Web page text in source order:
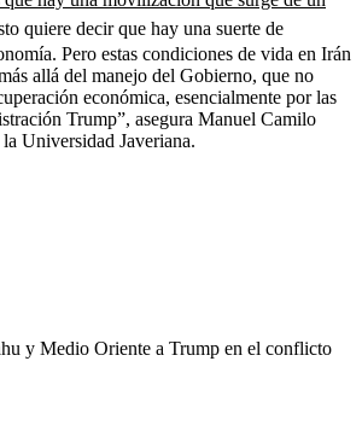
quiere decir que hay una suerte de
Pero estas condiciones de vida en Irán
allá del manejo del Gobierno, que no
económica, esencialmente por las
Trump”, asegura Manuel Camilo
Universidad Javeriana.
y Medio Oriente a Trump en el conflicto